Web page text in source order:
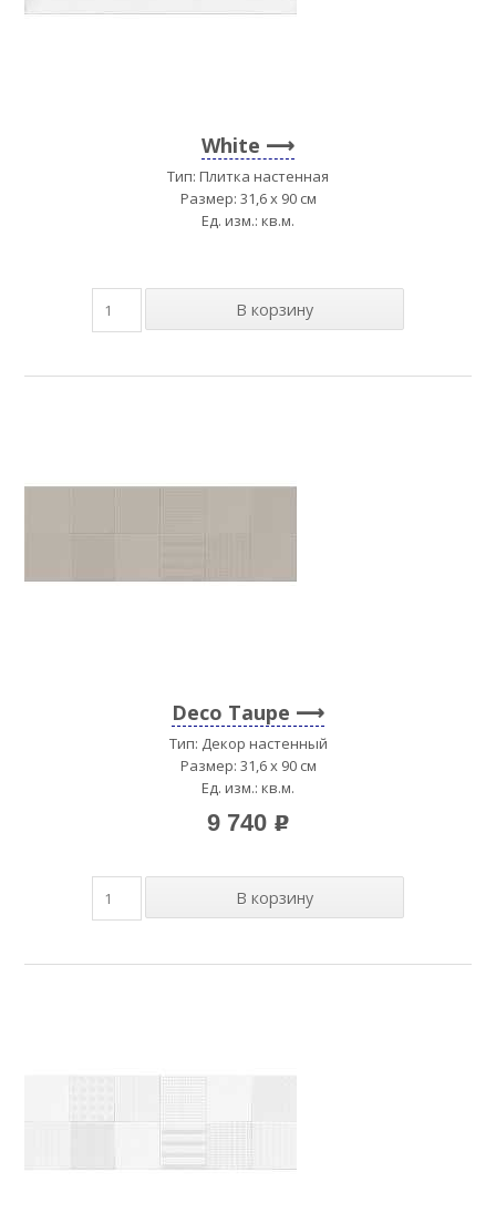
White
Тип: Плитка настенная
Размер: 31,6 x 90 см
Ед. изм.: кв.м.
Deco Taupe
Тип: Декор настенный
Размер: 31,6 x 90 см
Ед. изм.: кв.м.
9 740 p